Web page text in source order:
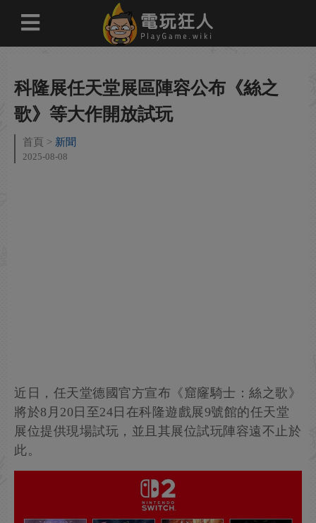
科隆展任天堂展區陣容公布《絲之
歌》等大作開放試玩
首頁 新聞
2025-08-08
近日，任天堂德國官方宣布《窟窿騎士：絲之歌》
將於8月20日至24日在科隆遊戲展9號館的任天堂
展位提供現場試玩，並且其展位試玩陣容遠不止於
此。